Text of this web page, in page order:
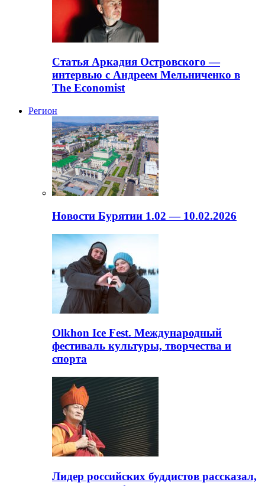
Статья Аркадия Островского —
интервью с Андреем Мельниченко в
The Economist
Регион
Новости Бурятии 1.02 — 10.02.2026
Olkhon Ice Fest. Международный
фестиваль культуры, творчества и
спорта
Лидер российских буддистов рассказал,